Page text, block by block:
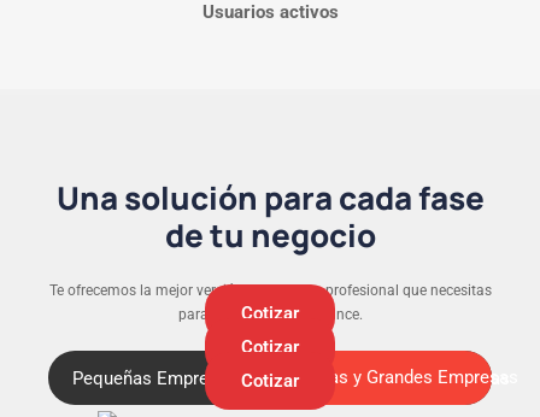
Usuarios activos
Una solución para cada fase
de tu negocio
Te ofrecemos la mejor versión y el soporte profesional que necesitas
para que tu negocio avance.
Medianas y Grandes Empresas
Pequeñas Empresas Medianas y Grandes Empresas
Cotizar
Cotizar
Cotizar